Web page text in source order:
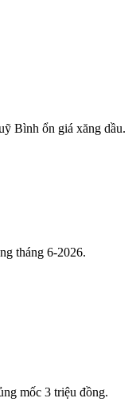
Bình ổn giá xăng dầu.
tháng 6-2026.
mốc 3 triệu đồng.